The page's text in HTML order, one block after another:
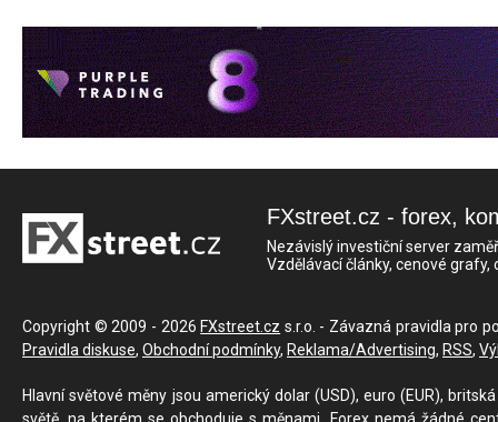
FXstreet.cz - forex,
Nezávislý investiční server
Vzdělávací články, cenové
Copyright © 2009 - 2026 FXstreet.cz s.r.o. - Závazná pravidla pro
Pravidla diskuse, Obchodní podmínky, Reklama/Advertising, RSS,
Hlavní světové měny jsou americký dolar (USD), euro (EUR),
světě, na kterém se obchoduje s měnami. Forex nemá žádné